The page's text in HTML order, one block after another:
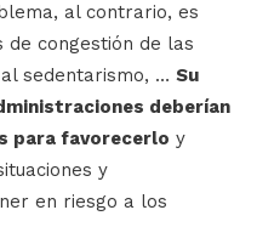
al contrario, es
de congestión de las
sedentarismo, … Su
deberían
para favorecerlo y
y
en riesgo a los